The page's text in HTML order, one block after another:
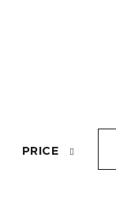
PRICE